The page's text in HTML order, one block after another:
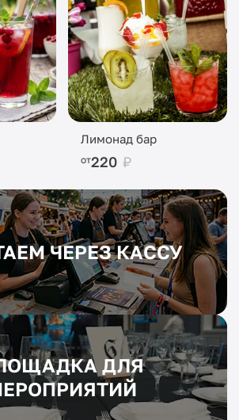
ЧЕРЕЗ КАССУ
ДЛЯ
Лимонад бар
от220 ₽